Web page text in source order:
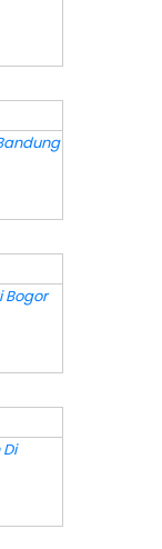
Bogor